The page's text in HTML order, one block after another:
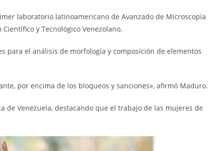
laboratorio latinoamericano de Avanzado de Microscopía
y Tecnológico Venezolano.
para el análisis de morfología y composición de elementos
por encima de los bloqueos y sanciones», afirmó Maduro.
de Venezuela, destacando que el trabajo de las mujeres de